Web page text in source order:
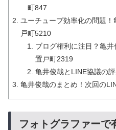
町847
ユーチューブ効率化の問題
戸町5210
ブログ権利に注目？亀井
置戸町2319
亀井俊哉とLINE協議の
亀井俊哉のまとめ！次回の
フォトグラファーで